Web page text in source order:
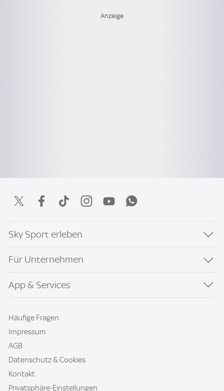
Sky Sport erleben
Für Unternehmen
App & Services
Häufige Fragen
Impressum
AGB
Datenschutz & Cookies
Kontakt
Privatsphäre-Einstellungen